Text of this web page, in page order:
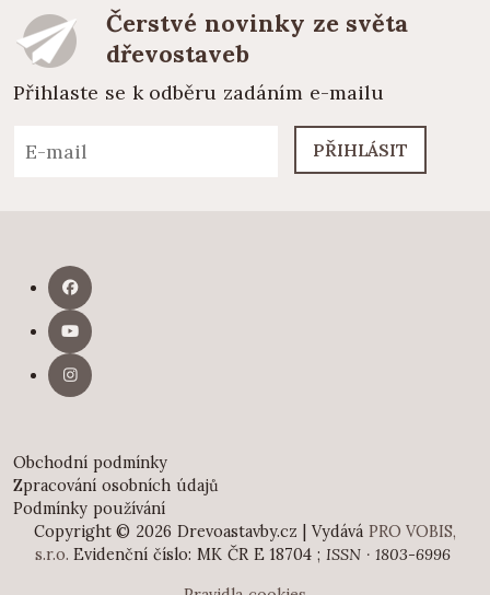
Čerstvé novinky ze světa
dřevostaveb
Přihlaste se k odběru zadáním e-mailu
PŘIHLÁSIT
Obchodní podmínky
Zpracování osobních údajů
Podmínky používání
Copyright © 2026 Drevoastavby.cz | Vydává PRO VOBIS,
s.r.o. Evidenční číslo: MK ČR E 18704 ; ISSN · 1803-6996